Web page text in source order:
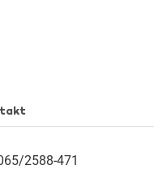
2588-471